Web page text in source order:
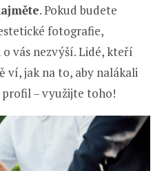
. Pokud budete
fotografie,
vás nezvýší. Lidé, kteří
ví, jak na to, aby nalákali
profil – využijte toho!